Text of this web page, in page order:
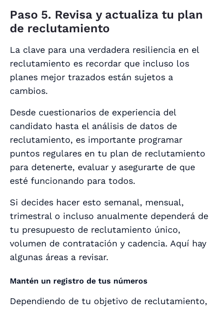
Paso 5. Revisa y actualiza tu plan
de reclutamiento
La clave para una verdadera resiliencia en el
reclutamiento es recordar que incluso los
planes mejor trazados están sujetos a
cambios.
Desde cuestionarios de experiencia del
candidato hasta el análisis de datos de
reclutamiento, es importante programar
puntos regulares en tu plan de reclutamiento
para detenerte, evaluar y asegurarte de que
esté funcionando para todos.
Si decides hacer esto semanal, mensual,
trimestral o incluso anualmente dependerá de
tu presupuesto de reclutamiento único,
volumen de contratación y cadencia. Aquí hay
algunas áreas a revisar.
Mantén un registro de tus números
Dependiendo de tu objetivo de reclutamiento,